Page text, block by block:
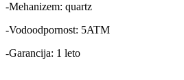
-Mehanizem: quartz
-Vodoodpornost: 5ATM
-Garancija: 1 leto